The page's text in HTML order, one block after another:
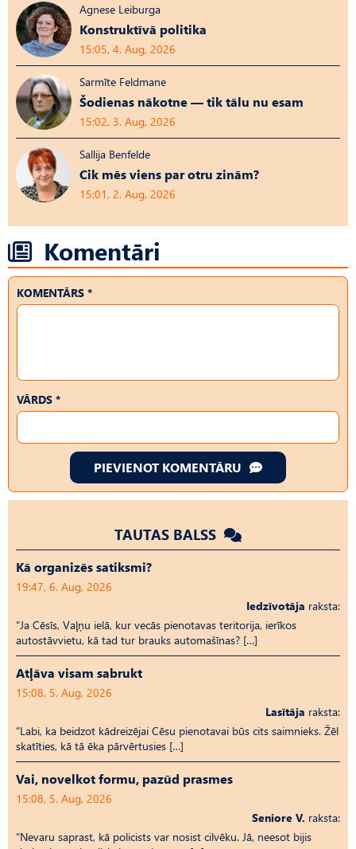
Agnese Leiburga
Konstruktīvā politika
15:05, 4. Aug, 2026
Sarmīte Feldmane
Šodienas nākotne — tik tālu nu esam
15:02, 3. Aug, 2026
Sallija Benfelde
Cik mēs viens par otru zinām?
15:01, 2. Aug, 2026
Komentāri
KOMENTĀRS *
VĀRDS *
PIEVIENOT KOMENTĀRU
TAUTAS BALSS
Kā organizēs satiksmi?
19:47, 6. Aug, 2026
Iedzīvotāja raksta:
“Ja Cēsīs, Vaļņu ielā, kur vecās pienotavas teritorija, ierīkos
autostāvvietu, kā tad tur brauks automašīnas? […]
Atļāva visam sabrukt
15:08, 5. Aug, 2026
Lasītāja raksta:
“Labi, ka beidzot kādreizējai Cēsu pienotavai būs cits saimnieks. Žēl
skatīties, kā tā ēka pārvērtusies […]
Vai, novelkot formu, pazūd prasmes
15:08, 5. Aug, 2026
Seniore V. raksta:
“Nevaru saprast, kā policists var nosist cilvēku. Jā, neesot bijis